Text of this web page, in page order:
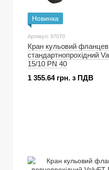
Новинка
Артикул: 97070
Кран кульовий
стандартнопрохідний
15/10 PN 40
1 355.64 грн. з ПДВ